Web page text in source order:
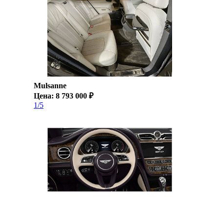
Mulsanne
Цена: 8 793 000 ₽
1/5